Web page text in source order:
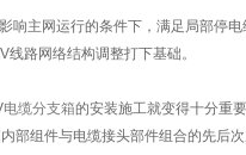
主网运行的条件下，满足局部停电维
路网络结构调整打下基础。
电缆分支箱的安装施工就变得十分重要
内部组件与电缆接头部件组合的先后次